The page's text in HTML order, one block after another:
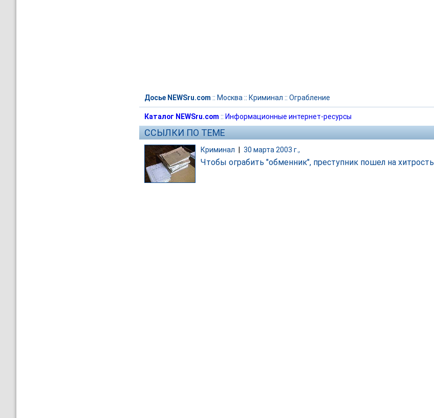
Досье NEWSru.com :: Москва :: Криминал :: Ограбление
Каталог NEWSru.com :: Информационные интернет-ресурсы
ССЫЛКИ ПО ТЕМЕ
Криминал 30 марта 2003 г.,
Чтобы ограбить "обменник", преступник пошел на хитрость